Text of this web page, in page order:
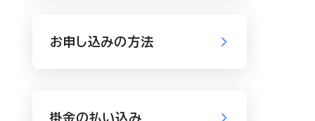
お申し込みの方法
掛金の払い込み